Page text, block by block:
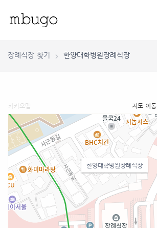
장례식장 찾기 한양대학병원장례식장
카카오맵 지도 이동
한양대학병원장례식장